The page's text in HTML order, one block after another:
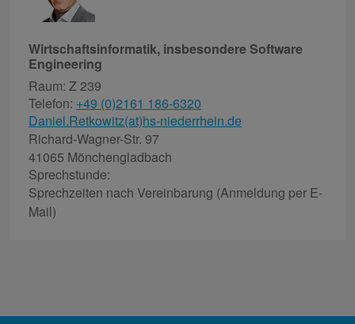
Wirtschaftsinformatik, insbesondere Software
Engineering
Raum: Z 239
Telefon: +49 (0)2161 186-6320
Daniel.Retkowitz(at)hs-niederrhein.de
Richard-Wagner-Str. 97
41065 Mönchengladbach
Sprechstunde:
Sprechzeiten nach Vereinbarung (Anmeldung per E-
Mail)